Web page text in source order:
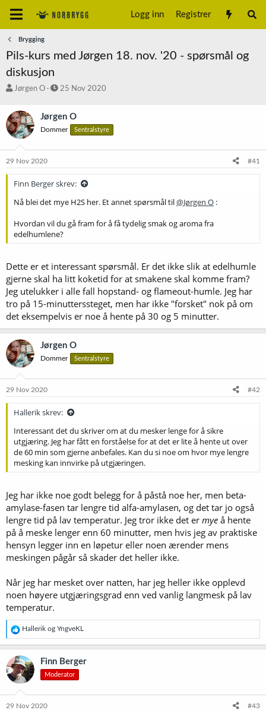
Logg inn Registrer
Brygging
Pils-kurs med Jørgen 18. nov. '20 - spørsmål og
diskusjon
T
å
d
s
a
t
e
Jørgen O
S
r
t
a
o
25 Nov 2020
Jørgen O
Dommer Sentralstyre
29 Nov 2020 #41
Finn Berger skrev:
Nå blei det mye H2S her. Et annet spørsmål til@Jørgen O :
Hvordan vil du gå fram for å få tydelig smak og aroma fra
edelhumlene?
Dette er et interessant spørsmål. Er det ikke slik at edelhumle
gjerne skal ha litt koketid for at smakene skal komme fram?
Jeg utelukker i alle fall hopstand- og flameout-humle. Jeg har
tro på 15-minutterssteget, men har ikke "forsket" nok på om
det eksempelvis er noe å hente på 30 og 5 minutter.
Jørgen O
Dommer Sentralstyre
29 Nov 2020 #42
Hallerik skrev:
Interessant det du skriver om at du mesker lenge for å sikre
utgjæring. Jeg har fått en forståelse for at det er lite å hente ut over
de 60 min som gjerne anbefales. Kan du si noe om hvor mye lengre
mesking kan innvirke på utgjæringen.
Jeg har ikke noe godt belegg for å påstå noe her, men beta-
amylase-fasen tar lengre tid alfa-amylasen, og det tar jo også
lengre tid på lav temperatur. Jeg tror ikke det er mye å hente
på å meske lenger enn 60 minutter, men hvis jeg av praktiske
hensyn legger inn en løpetur eller noen ærender mens
meskingen pågår så skader det heller ikke.
Når jeg har mesket over natten, har jeg heller ikke opplevd
noen høyere utgjæringsgrad enn ved vanlig langmesk på lav
temperatur.
R
e
a
k
s
j
o
e
Hallerik og YngveKL
Finn Berger
Moderator
29 Nov 2020 #43